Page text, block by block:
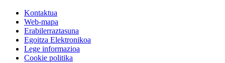
Kontaktua
Web-mapa
Erabilerraztasuna
Egoitza Elektronikoa
Lege informazioa
Cookie politika